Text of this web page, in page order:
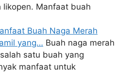
likopen. Manfaat buah
Buah Naga Merah
yang… Buah naga merah
satu buah yang
manfaat untuk